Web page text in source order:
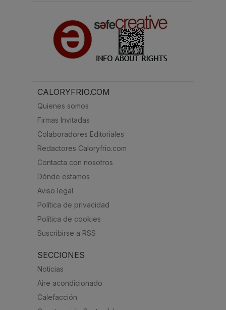
CALORYFRIO.COM
Quienes somos
Firmas Invitadas
Colaboradores Editoriales
Redactores Caloryfrio.com
Contacta con nosotros
Dónde estamos
Aviso legal
Política de privacidad
Política de cookies
Suscribirse a RSS
SECCIONES
Noticias
Aire acondicionado
Calefacción